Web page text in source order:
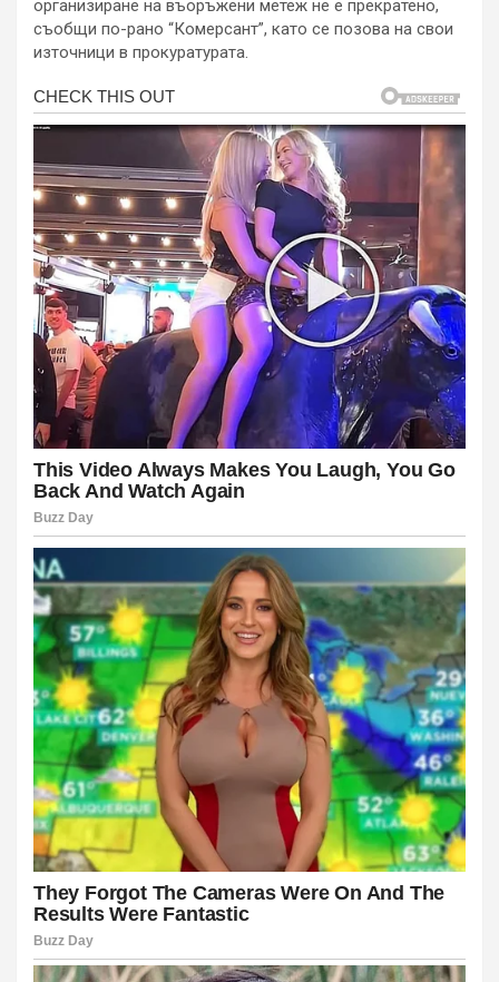
организиране на въоръжени метеж не е прекратено,
съобщи по-рано “Комерсант”, като се позова на свои
източници в прокуратурата.